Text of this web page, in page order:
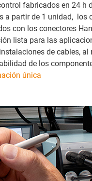
fabricados en 24 h
a partir de 1 unidad, los
con los conectores
lista para las
de cables,
de los
única